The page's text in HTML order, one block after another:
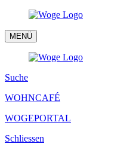
MENÜ
Suche
WOHNCAFÉ
WOGEPORTAL
Schliessen